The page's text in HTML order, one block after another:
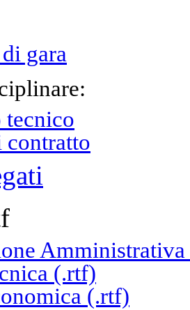
gara
tecnico
contratto
(.rtf)
(.rtf)